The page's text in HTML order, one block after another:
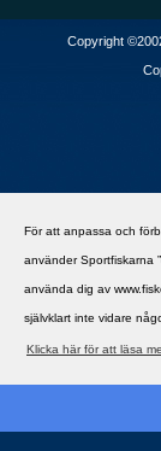
För att anpassa och
använder Sportfiskarna
använda dig av
självklart inte vidare
Klicka här för att läsa
Copyright